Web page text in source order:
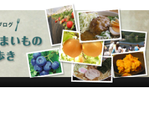
「栃木のうんまい